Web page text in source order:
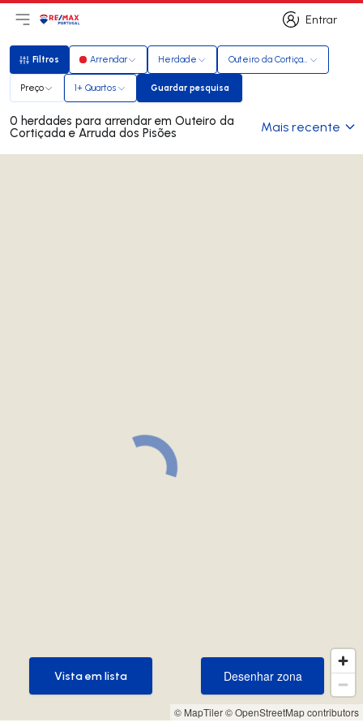
Entrar
Entrar
Abri menu principal
LogoIr para página inicial
Filtros
Filtros Arrendar Herdade Outeiro da Cortiçada e Arruda
Preço 1+ Quartos Guardar pesquisa
Guardar pesquisa
0 herdades para arrendar em Outeiro da
Cortiçada e Arruda dos Pisões Mais recente
© MapTiler© OpenStreetMap contributors
Desenhar zona
Desenhar zona
Vista em lista
Vista em lista